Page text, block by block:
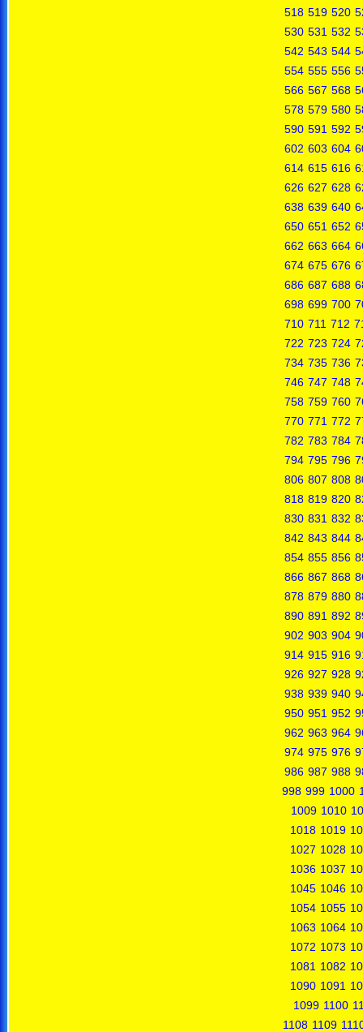
518 519 520
530 531 532
542 543 544
554 555 556
566 567 568
578 579 580
590 591 592
602 603 604
614 615 616
626 627 628
638 639 640
650 651 652
662 663 664
674 675 676
686 687 688
698 699 700
710 711 712
722 723 724
734 735 736
746 747 748
758 759 760
770 771 772
782 783 784
794 795 796
806 807 808
818 819 820
830 831 832
842 843 844
854 855 856
866 867 868
878 879 880
890 891 892
902 903 904
914 915 916
926 927 928
938 939 940
950 951 952
962 963 964
974 975 976
986 987 988
998 999 1000
1009 1010
1018 1019
1027 1028
1036 1037
1045 1046
1054 1055
1063 1064
1072 1073
1081 1082
1090 1091
1099 1100
1108 1109